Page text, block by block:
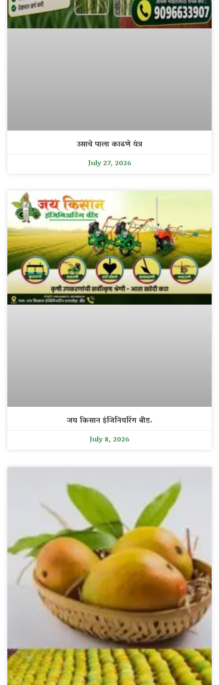
उसाचे पाला काढणे यंत्र
July 27, 2026
जय किसान इंजिनियरिंग बीड.
July 8, 2026